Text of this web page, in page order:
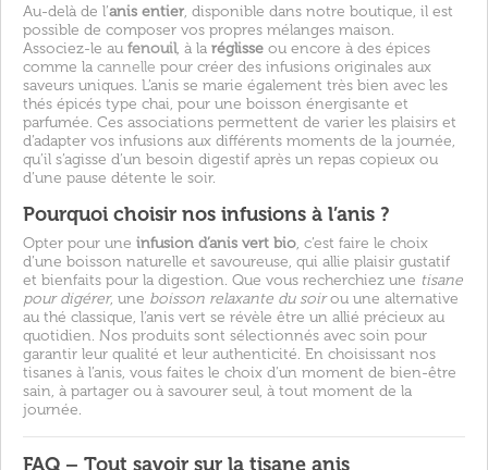
Au-delà de l’anis entier, disponible dans notre boutique, il est
possible de composer vos propres mélanges maison.
Associez-le au fenouil, à la réglisse ou encore à des épices
comme la cannelle pour créer des infusions originales aux
saveurs uniques. L’anis se marie également très bien avec les
thés épicés type chai, pour une boisson énergisante et
parfumée. Ces associations permettent de varier les plaisirs et
d’adapter vos infusions aux différents moments de la journée,
qu’il s’agisse d’un besoin digestif après un repas copieux ou
d’une pause détente le soir.
Pourquoi choisir nos infusions à l’anis ?
Opter pour une infusion d’anis vert bio, c’est faire le choix
d’une boisson naturelle et savoureuse, qui allie plaisir gustatif
et bienfaits pour la digestion. Que vous recherchiez une tisane
pour digérer, une boisson relaxante du soirou une alternative
au thé classique, l’anis vert se révèle être un allié précieux au
quotidien. Nos produits sont sélectionnés avec soin pour
garantir leur qualité et leur authenticité. En choisissant nos
tisanes à l’anis, vous faites le choix d’un moment de bien-être
sain, à partager ou à savourer seul, à tout moment de la
journée.
FAQ – Tout savoir sur la tisane anis